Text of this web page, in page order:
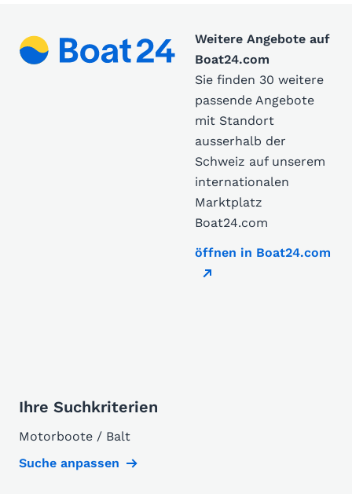
Weitere Angebote auf
Boat24.com
Sie finden 30 weitere
passende Angebote
mit Standort
ausserhalb der
Schweiz auf unserem
internationalen
Marktplatz
Boat24.com
öffnen in Boat24.com
Ihre Suchkriterien
Motorboote / Balt
Suche anpassen